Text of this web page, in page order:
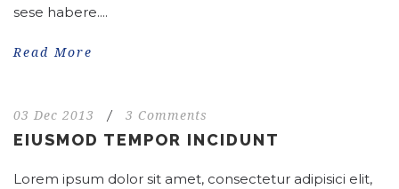
sese habere....
Read More
03 Dec 2013 / 3 Comments
EIUSMOD TEMPOR INCIDUNT
Lorem ipsum dolor sit amet, consectetur adipisici elit,